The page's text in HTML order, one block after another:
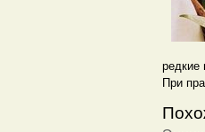
редкие
При